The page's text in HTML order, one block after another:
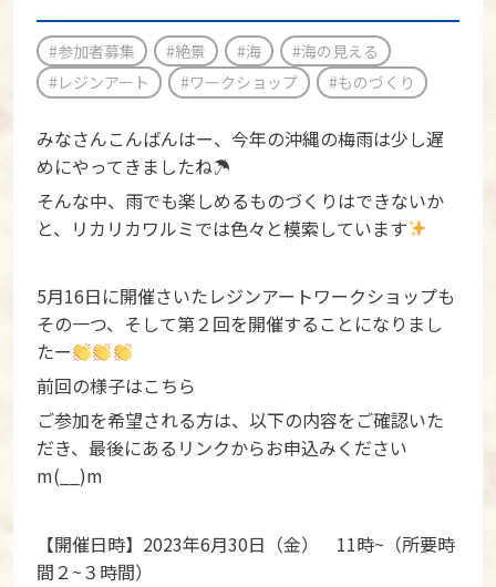
#参加者募集 #絶景 #海
#海の見える
#レジンアート
#ワークショップ #ものづくり
みなさんこんばんはー、今年の沖縄の梅雨は少し遅
めにやってきましたね☂
そんな中、雨でも楽しめるものづくりはできないか
と、リカリカワルミでは色々と模索しています
5月16日に開催さいたレジンアートワークショップも
その一つ、そして第２回を開催することになりまし
たー
前回の様子はこちら
ご参加を希望される方は、以下の内容をご確認いた
だき、最後にあるリンクからお申込みください
m(__)m
【開催日時】2023年6月30日（金） 11時~（所要時
間２~３時間）